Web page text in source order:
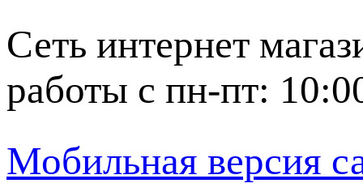
Сеть интернет
работы с пн-пт:
Мобильная версия